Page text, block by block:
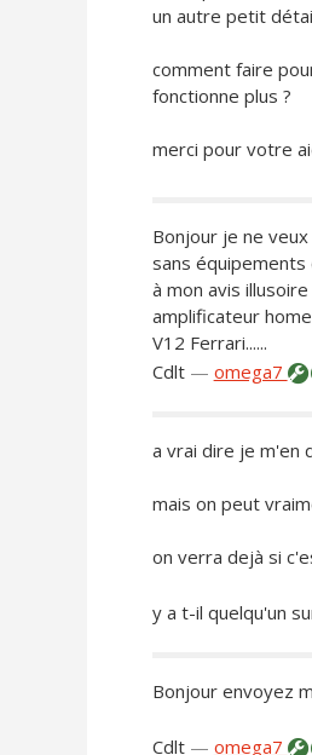
un autre petit
comment faire
fonctionne plus ?
merci pour votre
Bonjour je ne
sans
à mon avis
amplificateur
V12 Ferrari......
Cdlt — omega7
a vrai dire je m'en
mais on peut
on verra dejà si
y a t-il quelqu'un
Bonjour envoyez
Cdlt — omega7